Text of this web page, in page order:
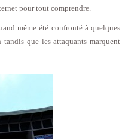
pour tout comprendre.
même été confronté à quelques
que les attaquants marquent